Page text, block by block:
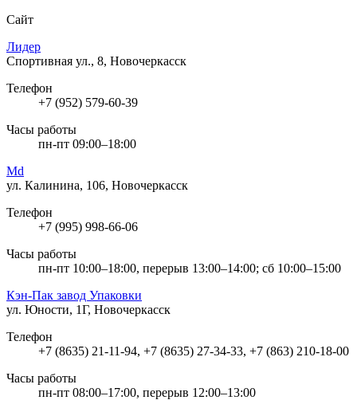
Сайт
Лидер
Спортивная ул., 8, Новочеркасск
Телефон
+7 (952) 579-60-39
Часы работы
пн-пт 09:00–18:00
Md
ул. Калинина, 106, Новочеркасск
Телефон
+7 (995) 998-66-06
Часы работы
пн-пт 10:00–18:00, перерыв 13:00–14:00; сб 10:00–15:00
Кэн-Пак завод Упаковки
ул. Юности, 1Г, Новочеркасск
Телефон
+7 (8635) 21-11-94, +7 (8635) 27-34-33, +7 (863) 210-18-00
Часы работы
пн-пт 08:00–17:00, перерыв 12:00–13:00